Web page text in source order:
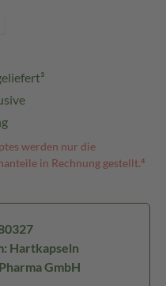
werden nur die
in Rechnung gestellt.⁴
Hartkapseln
GmbH